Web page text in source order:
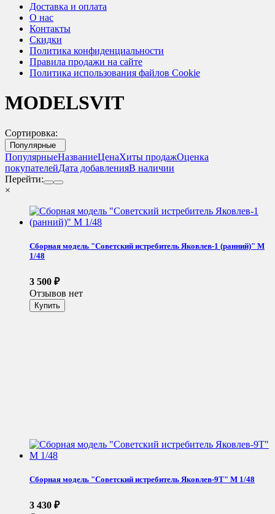
Доставка и оплата
О нас
Контакты
Скидки
Политика конфиденциальности
Правила продажи на сайте
Политика использования файлов Cookie
MODELSVIT
Сортировка:
Популярные
ПопулярныеНазваниеЦенаХиты продажОценка
покупателейДата добавленияВ наличии
Перейти:
×
Сборная модель "Советский истребитель Яковлев-1 (ранний)" М
1/48
3 500 ₽
Отзывов нет
Сборная модель "Советский истребитель Яковлев-9Т" М 1/48
3 430 ₽